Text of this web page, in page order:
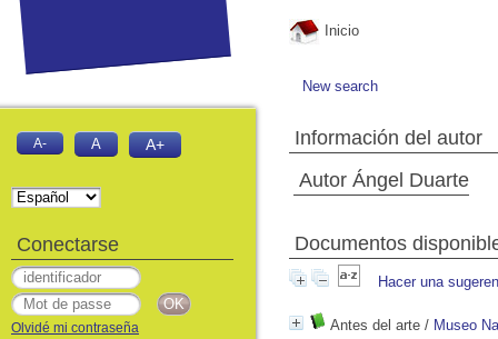
Inicio
New search
Información del autor
Autor Ángel Duarte
Documentos
Hacer una
Antes del arte / Museo
A- A A+
Conectarse
Olvidé mi contraseña